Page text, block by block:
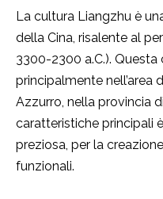
La cultura Liangzhu è
della Cina, risalente al
3300-2300 a.C.).
principalmente nell’area
Azzurro, nella provincia
caratteristiche principali
preziosa, per la
funzionali.